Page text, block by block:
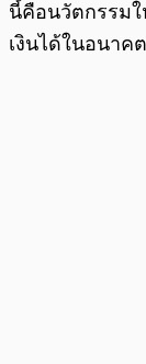
นี้คือนวัตกรรม
เงินได้ในอนาคต